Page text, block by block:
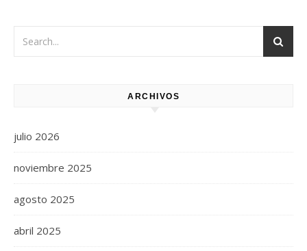
ARCHIVOS
julio 2026
noviembre 2025
agosto 2025
abril 2025